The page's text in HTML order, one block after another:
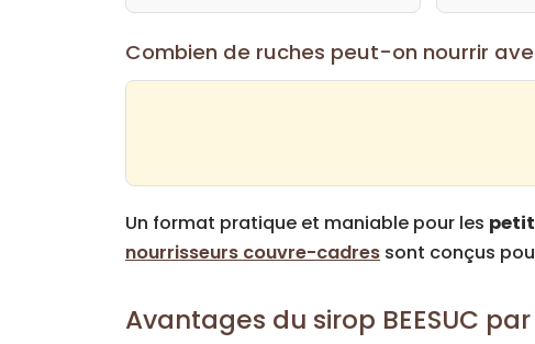
Combien de ruches peut-on nourrir
Un format pratique et maniable pour les
nourrisseurs couvre-cadres sont conçus
Avantages du sirop BEESUC